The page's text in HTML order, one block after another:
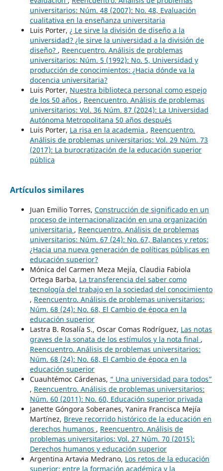
universitarios: Núm. 48 (2007): No. 48, Evaluación
cualitativa en la enseñanza universitaria
Luis Porter, ¿ Le sirve la división de diseño a la
universidad? ¿le sirve la universidad a la división de
diseño? , Reencuentro. Análisis de problemas
universitarios: Núm. 5 (1992): No. 5, Universidad y
producción de conocimientos: ¿Hacia dónde va la
docencia universitaria?
Luis Porter, Nuestra biblioteca personal como espejo
de los 50 años , Reencuentro. Análisis de problemas
universitarios: Vol. 36 Núm. 87 (2024): La Universidad
Autónoma Metropolitana 50 años después
Luis Porter, La risa en la academia , Reencuentro.
Análisis de problemas universitarios: Vol. 29 Núm. 73
(2017): La burocratización de la educación superior
pública
Artículos similares
Juan Emilio Torres, Construcción de significado en un
proceso de internacionalización en una organización
universitaria , Reencuentro. Análisis de problemas
universitarios: Núm. 67 (24): No. 67, Balances y retos:
¿Hacia una nueva generación de políticas públicas en
educación superior?
Mónica del Carmen Meza Mejía, Claudia Fabiola
Ortega Barba, La transferencia del saber como
tecnología del trabajo en la sociedad del conocimiento
, Reencuentro. Análisis de problemas universitarios:
Núm. 68 (24): No. 68, El Cambio de época en la
educación superior
Lastra B. Rosalía S., Oscar Comas Rodríguez, Las notas
graves de la sonata de los estímulos y la nota final ,
Reencuentro. Análisis de problemas universitarios:
Núm. 68 (24): No. 68, El Cambio de época en la
educación superior
Cuauhtémoc Cárdenas, “ Una universidad para todos”
, Reencuentro. Análisis de problemas universitarios:
Núm. 60 (2011): No. 60, Educación superior privada
Janette Góngora Soberanes, Yanira Francisca Mejía
Martínez, Breve recorrido histórico de la educación en
derechos humanos , Reencuentro. Análisis de
problemas universitarios: Vol. 27 Núm. 70 (2015):
Derechos humanos y educación superior
Argentina Artavia Medrano, Los retos de la educación
superior: entre la formación académica y la